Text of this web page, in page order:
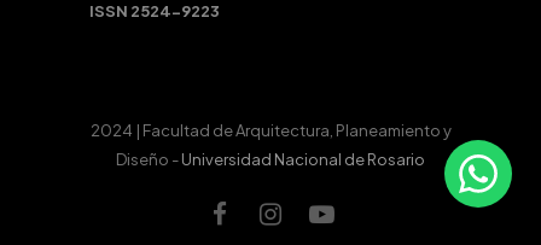
ISSN 2524-9223
2024 | Facultad de Arquitectura, Planeamiento y
Diseño -Universidad Nacional de Rosario